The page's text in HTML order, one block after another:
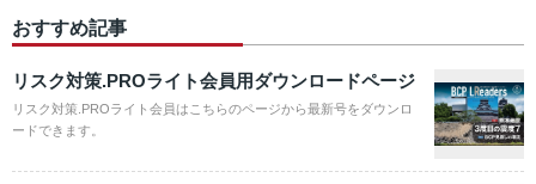
おすすめ記事
リスク対策.PROライト会員用ダウンロードページ
リスク対策.PROライト会員はこちらのページから最新号をダウンロ
ードできます。